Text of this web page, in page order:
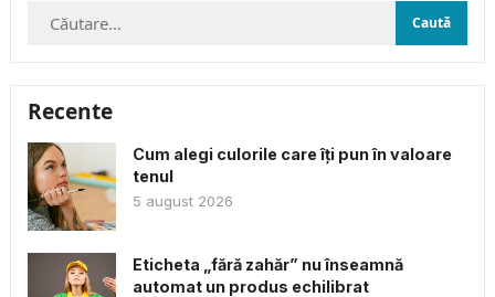
Caută
Recente
Cum alegi culorile care îți pun în valoare
tenul
5 august 2026
Eticheta „fără zahăr” nu înseamnă
automat un produs echilibrat